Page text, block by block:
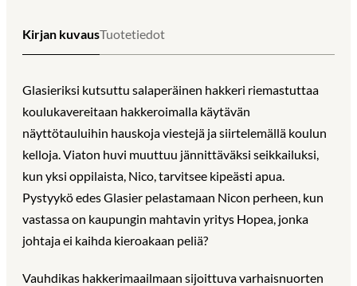
Kirjan kuvausTuotetiedot
Glasieriksi kutsuttu salaperäinen hakkeri riemastuttaa
koulukavereitaan hakkeroimalla käytävän
näyttötauluihin hauskoja viestejä ja siirtelemällä koulun
kelloja. Viaton huvi muuttuu jännittäväksi seikkailuksi,
kun yksi oppilaista, Nico, tarvitsee kipeästi apua.
Pystyykö edes Glasier pelastamaan Nicon perheen, kun
vastassa on kaupungin mahtavin yritys Hopea, jonka
johtaja ei kaihda kieroakaan peliä?
Vauhdikas hakkerimaailmaan sijoittuva varhaisnuorten